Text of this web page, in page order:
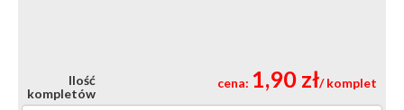
Ilość
kompletów
cena: 1,90 zł/ komplet